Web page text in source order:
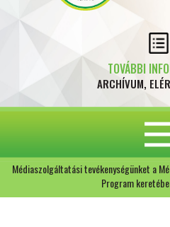
TOVÁBBI
ARCHÍVUM,
Médiaszolgáltatási tevékenységünket a
Program